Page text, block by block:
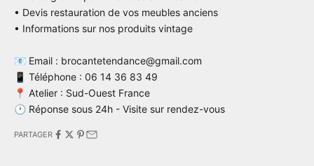
• Devis restauration de vos meubles anciens
• Informations sur nos produits vintage
📧 Email : brocantetendance@gmail.com
📱 Téléphone : 06 14 36 83 49
📍 Atelier : Sud-Ouest France
🕐 Réponse sous 24h - Visite sur rendez-vous
PARTAGER